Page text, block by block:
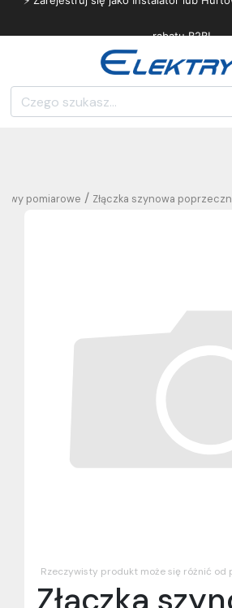
rabatu B2B!
Złączka szynowa
/
pomiarowe
Rzeczywisty produkt może się różnić od